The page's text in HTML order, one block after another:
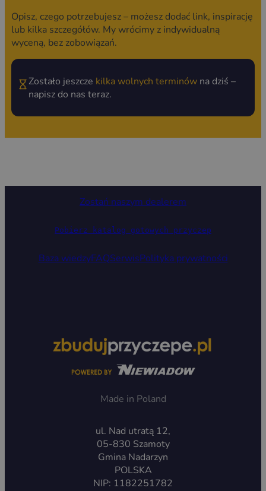
Opisz, czego potrzebujesz – możesz dodać link, inspirację
lub kilka szczegółów. My wrócimy z indywidualną
wyceną, bez zobowiązań.
Zostało jeszcze kilka wolnych terminówna dziś –
napisz do nas teraz.
Zostań naszym dealerem
Pobierz katalog gotowych przyczep
Baza wiedzyFAQSerwisPolityka prywatności
Made in Poland
ul. Nad utratą 12,
05-830 Szamoty
Gmina Nadarzyn
POLSKA
NIP: 1182251782